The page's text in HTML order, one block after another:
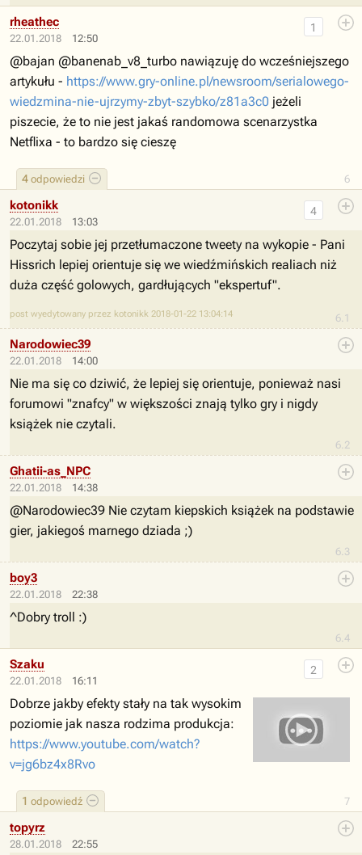
22.01.2018 12:50
6
1
4 odpowiedzi
rheathec
@bajan @banenab_v8_turbo nawiązuję do wcześniejszego
artykułu - https://www.gry-online.pl/newsroom/serialowego-
wiedzmina-nie-ujrzymy-zbyt-szybko/z81a3c0 jeżeli
piszecie, że to nie jest jakaś randomowa scenarzystka
Netflixa - to bardzo się cieszę
22.01.2018 13:03
6.1
4
kotonikk
Poczytaj sobie jej przetłumaczone tweety na wykopie - Pani
Hissrich lepiej orientuje się we wiedźmińskich realiach niż
duża część golowych, gardłujących "ekspertuf".
post wyedytowany przez kotonikk 2018-01-22 13:04:14
22.01.2018 14:00
6.2
Narodowiec39
Nie ma się co dziwić, że lepiej się orientuje, ponieważ nasi
forumowi "znafcy" w większości znają tylko gry i nigdy
książek nie czytali.
22.01.2018 14:38
6.3
Ghatii-as_NPC
@Narodowiec39 Nie czytam kiepskich książek na podstawie
gier, jakiegoś marnego dziada ;)
22.01.2018 22:38
6.4
boy3
^Dobry troll :)
22.01.2018 16:11
7
2
1 odpowiedź
Szaku
Dobrze jakby efekty stały na tak wysokim
poziomie jak nasza rodzima produkcja:
https://www.youtube.com/watch?
v=jg6bz4x8Rvo
28.01.2018 22:55
topyrz